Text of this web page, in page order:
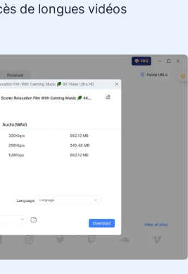
de longues vidéos